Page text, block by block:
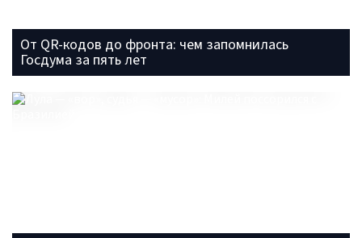
От QR-кодов до фронта: чем запомнилась
Госдума за пять лет